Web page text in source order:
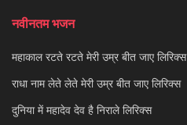
नवीनतम भजन
महाकाल रटते रटते मेरी उम्र बीत जाए लिरिक्स
राधा नाम लेते लेते मेरी उम्र बीत जाए लिरिक्स
दुनिया में महादेव देव है निराले लिरिक्स